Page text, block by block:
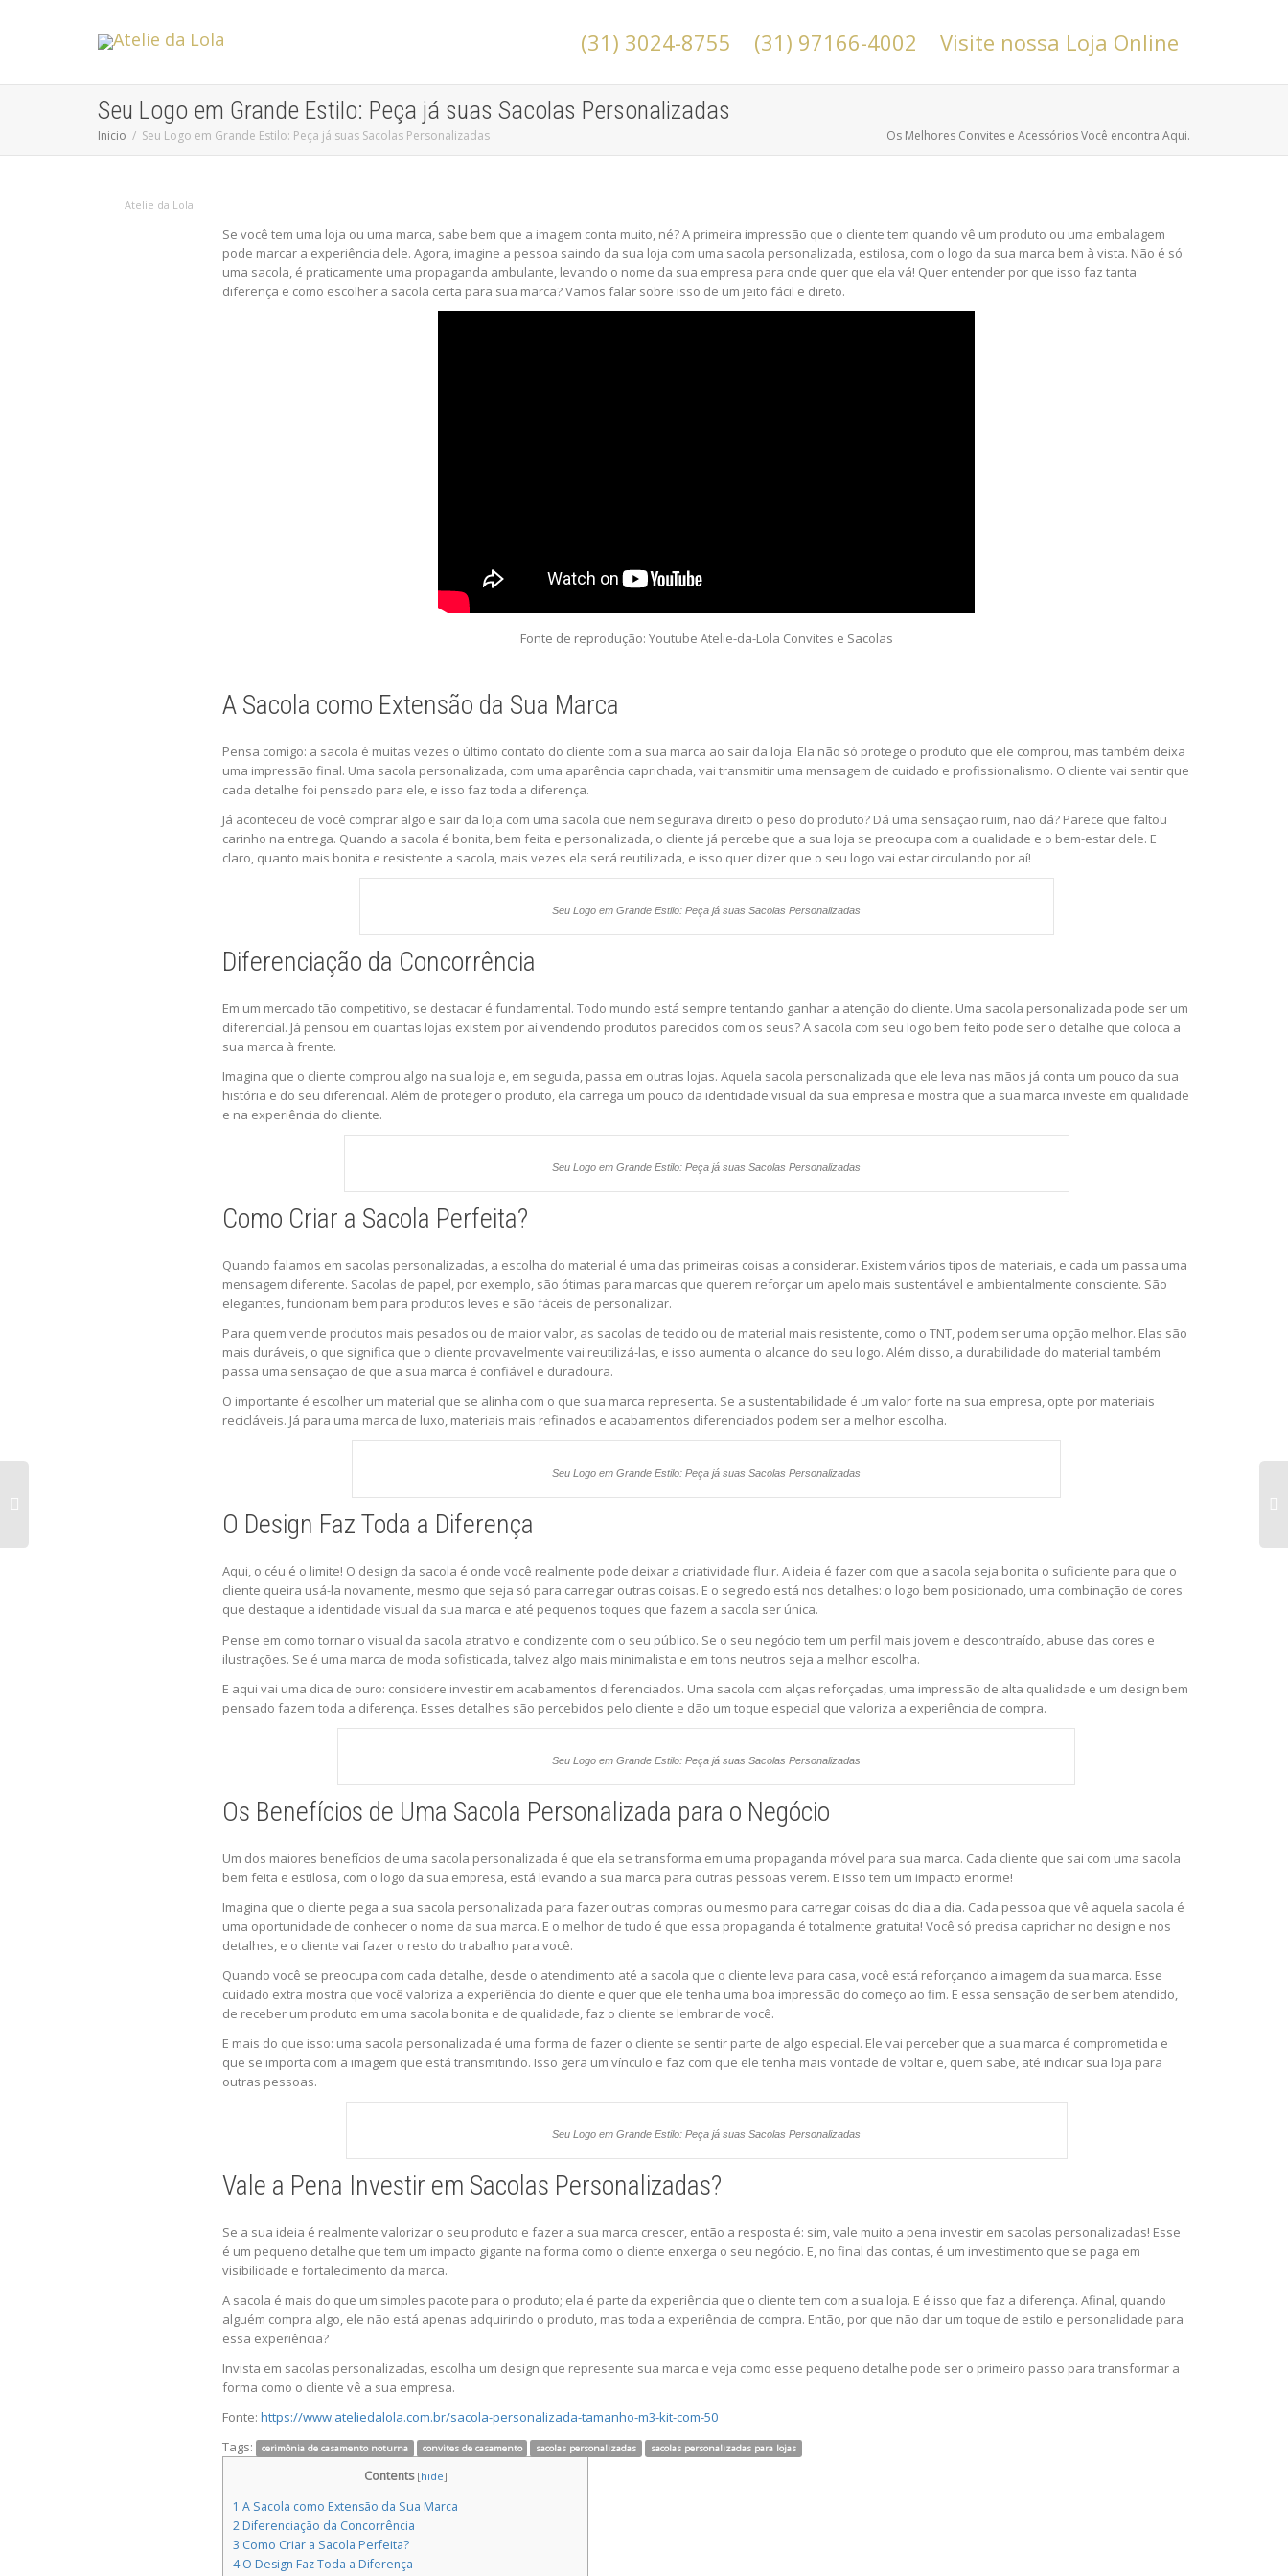
(31) 3024-8755 (31) 97166-4002 Visite nossa Loja Online
Seu Logo em Grande Estilo: Peça já suas Sacolas Personalizadas
Inicio Seu Logo em Grande Estilo: Peça já suas Sacolas Personalizadas Os Melhores Convites e Acessórios Você encontra Aqui.
Atelie da Lola
Se você tem uma loja ou uma marca, sabe bem que a imagem conta muito, né? A primeira impressão que o cliente tem quando vê um produto ou uma embalagem
pode marcar a experiência dele. Agora, imagine a pessoa saindo da sua loja com uma sacola personalizada, estilosa, com o logo da sua marca bem à vista. Não é só
uma sacola, é praticamente uma propaganda ambulante, levando o nome da sua empresa para onde quer que ela vá! Quer entender por que isso faz tanta
diferença e como escolher a sacola certa para sua marca? Vamos falar sobre isso de um jeito fácil e direto.
Fonte de reprodução: Youtube Atelie-da-Lola Convites e Sacolas
A Sacola como Extensão da Sua Marca
Pensa comigo: a sacola é muitas vezes o último contato do cliente com a sua marca ao sair da loja. Ela não só protege o produto que ele comprou, mas também deixa
uma impressão final. Uma sacola personalizada, com uma aparência caprichada, vai transmitir uma mensagem de cuidado e profissionalismo. O cliente vai sentir que
cada detalhe foi pensado para ele, e isso faz toda a diferença.
Já aconteceu de você comprar algo e sair da loja com uma sacola que nem segurava direito o peso do produto? Dá uma sensação ruim, não dá? Parece que faltou
carinho na entrega. Quando a sacola é bonita, bem feita e personalizada, o cliente já percebe que a sua loja se preocupa com a qualidade e o bem-estar dele. E
claro, quanto mais bonita e resistente a sacola, mais vezes ela será reutilizada, e isso quer dizer que o seu logo vai estar circulando por aí!
Seu Logo em Grande Estilo: Peça já suas Sacolas Personalizadas
Diferenciação da Concorrência
Em um mercado tão competitivo, se destacar é fundamental. Todo mundo está sempre tentando ganhar a atenção do cliente. Uma sacola personalizada pode ser um
diferencial. Já pensou em quantas lojas existem por aí vendendo produtos parecidos com os seus? A sacola com seu logo bem feito pode ser o detalhe que coloca a
sua marca à frente.
Imagina que o cliente comprou algo na sua loja e, em seguida, passa em outras lojas. Aquela sacola personalizada que ele leva nas mãos já conta um pouco da sua
história e do seu diferencial. Além de proteger o produto, ela carrega um pouco da identidade visual da sua empresa e mostra que a sua marca investe em qualidade
e na experiência do cliente.
Seu Logo em Grande Estilo: Peça já suas Sacolas Personalizadas
Como Criar a Sacola Perfeita?
Quando falamos em sacolas personalizadas, a escolha do material é uma das primeiras coisas a considerar. Existem vários tipos de materiais, e cada um passa uma
mensagem diferente. Sacolas de papel, por exemplo, são ótimas para marcas que querem reforçar um apelo mais sustentável e ambientalmente consciente. São
elegantes, funcionam bem para produtos leves e são fáceis de personalizar.
Para quem vende produtos mais pesados ou de maior valor, as sacolas de tecido ou de material mais resistente, como o TNT, podem ser uma opção melhor. Elas são
mais duráveis, o que significa que o cliente provavelmente vai reutilizá-las, e isso aumenta o alcance do seu logo. Além disso, a durabilidade do material também
passa uma sensação de que a sua marca é confiável e duradoura.
O importante é escolher um material que se alinha com o que sua marca representa. Se a sustentabilidade é um valor forte na sua empresa, opte por materiais
recicláveis. Já para uma marca de luxo, materiais mais refinados e acabamentos diferenciados podem ser a melhor escolha.
Seu Logo em Grande Estilo: Peça já suas Sacolas Personalizadas
O Design Faz Toda a Diferença
Aqui, o céu é o limite! O design da sacola é onde você realmente pode deixar a criatividade fluir. A ideia é fazer com que a sacola seja bonita o suficiente para que o
cliente queira usá-la novamente, mesmo que seja só para carregar outras coisas. E o segredo está nos detalhes: o logo bem posicionado, uma combinação de cores
que destaque a identidade visual da sua marca e até pequenos toques que fazem a sacola ser única.
Pense em como tornar o visual da sacola atrativo e condizente com o seu público. Se o seu negócio tem um perfil mais jovem e descontraído, abuse das cores e
ilustrações. Se é uma marca de moda sofisticada, talvez algo mais minimalista e em tons neutros seja a melhor escolha.
E aqui vai uma dica de ouro: considere investir em acabamentos diferenciados. Uma sacola com alças reforçadas, uma impressão de alta qualidade e um design bem
pensado fazem toda a diferença. Esses detalhes são percebidos pelo cliente e dão um toque especial que valoriza a experiência de compra.
Seu Logo em Grande Estilo: Peça já suas Sacolas Personalizadas
Os Benefícios de Uma Sacola Personalizada para o Negócio
Um dos maiores benefícios de uma sacola personalizada é que ela se transforma em uma propaganda móvel para sua marca. Cada cliente que sai com uma sacola
bem feita e estilosa, com o logo da sua empresa, está levando a sua marca para outras pessoas verem. E isso tem um impacto enorme!
Imagina que o cliente pega a sua sacola personalizada para fazer outras compras ou mesmo para carregar coisas do dia a dia. Cada pessoa que vê aquela sacola é
uma oportunidade de conhecer o nome da sua marca. E o melhor de tudo é que essa propaganda é totalmente gratuita! Você só precisa caprichar no design e nos
detalhes, e o cliente vai fazer o resto do trabalho para você.
Quando você se preocupa com cada detalhe, desde o atendimento até a sacola que o cliente leva para casa, você está reforçando a imagem da sua marca. Esse
cuidado extra mostra que você valoriza a experiência do cliente e quer que ele tenha uma boa impressão do começo ao fim. E essa sensação de ser bem atendido,
de receber um produto em uma sacola bonita e de qualidade, faz o cliente se lembrar de você.
E mais do que isso: uma sacola personalizada é uma forma de fazer o cliente se sentir parte de algo especial. Ele vai perceber que a sua marca é comprometida e
que se importa com a imagem que está transmitindo. Isso gera um vínculo e faz com que ele tenha mais vontade de voltar e, quem sabe, até indicar sua loja para
outras pessoas.
Seu Logo em Grande Estilo: Peça já suas Sacolas Personalizadas
Vale a Pena Investir em Sacolas Personalizadas?
Se a sua ideia é realmente valorizar o seu produto e fazer a sua marca crescer, então a resposta é: sim, vale muito a pena investir em sacolas personalizadas! Esse
é um pequeno detalhe que tem um impacto gigante na forma como o cliente enxerga o seu negócio. E, no final das contas, é um investimento que se paga em
visibilidade e fortalecimento da marca.
A sacola é mais do que um simples pacote para o produto; ela é parte da experiência que o cliente tem com a sua loja. E é isso que faz a diferença. Afinal, quando
alguém compra algo, ele não está apenas adquirindo o produto, mas toda a experiência de compra. Então, por que não dar um toque de estilo e personalidade para
essa experiência?
Invista em sacolas personalizadas, escolha um design que represente sua marca e veja como esse pequeno detalhe pode ser o primeiro passo para transformar a
forma como o cliente vê a sua empresa.
Fonte: https://www.ateliedalola.com.br/sacola-personalizada-tamanho-m3-kit-com-50
Tags:
cerimônia de casamento noturna convites de casamento sacolas personalizadas sacolas personalizadas para lojas
Contents [hide]
1 A Sacola como Extensão da Sua Marca
2 Diferenciação da Concorrência
3 Como Criar a Sacola Perfeita?
4O Design Faz Toda a Diferença